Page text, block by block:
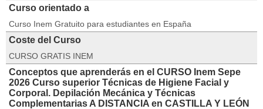
Curso orientado a
Curso Inem Gratuito para estudiantes en España
Coste del Curso
CURSO GRATIS INEM
Conceptos que aprenderás en el CURSO Inem Sepe
2026 Curso superior Técnicas de Higiene Facial y
Corporal. Depilación Mecánica y Técnicas
Complementarias A DISTANCIA en CASTILLA Y LEÓN